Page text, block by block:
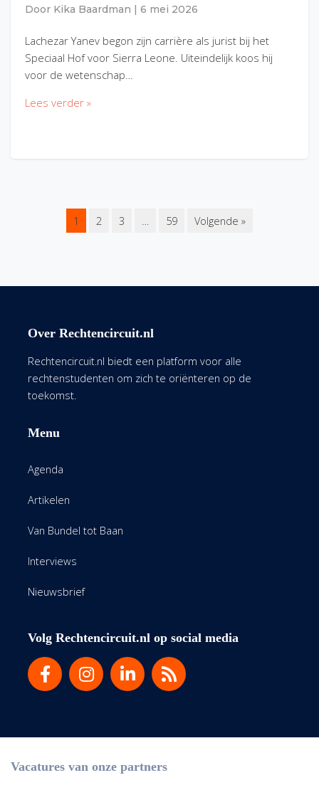
Door Kika Baardman 6 mei 2026
Lachezar Yanev begon zijn carrière als jurist bij het
Speciaal Hof voor Sierra Leone. Uiteindelijk koos hij
voor de wetenschap…
Lees verder »
1 2 3 … 59 Volgende »
Over Rechtencircuit.nl
Rechtencircuit.nl biedt een platform voor alle
rechtenstudenten om zich te oriënteren op de
toekomst.
Menu
Agenda
Artikelen
Van Bundel tot Baan
Interviews
Nieuwsbrief
Volg Rechtencircuit.nl op social media
Vacatures van onze partners